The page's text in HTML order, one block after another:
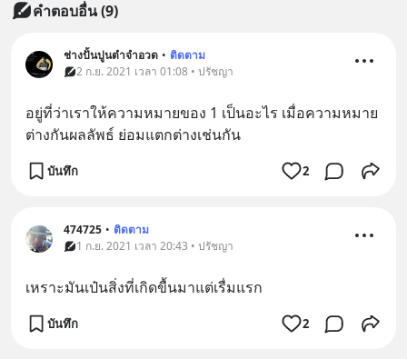
คำตอบอื่น(9)
ช่างปั้นปูนตำจำอวด • ติดตาม
2 ก.ย. 2021 เวลา 01:08 • ปรัชญา
อยู่ที่ว่าเราให้ความหมายของ 1 เป็นอะไร เมื่อความหมาย
ต่างกันผลลัพธ์ ย่อมแตกต่างเช่นกัน
บันทึก 2
474725 • ติดตาม
1 ก.ย. 2021 เวลา 20:43 • ปรัชญา
เหราะมันเป๋นสิ่งที่เกิดขื้นมาแต่เรื่มแรก
บันทึก 2